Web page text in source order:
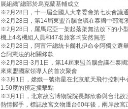
展組織”總部於烏克蘭基輔成立
※2月28日，十一屆全國人大常委會第七次會議
※2月28日，第14屆東盟首腦會議在泰國中部海
※2月28日，羅馬尼亞一架起落架無法放下的小
機上4名機組人員和47名旅客均安然無恙
※2月28日，阿富汗總統卡爾札伊命令阿獨立選
合阿憲法的相關條款
※2月28日-3月1日，第14屆東盟首腦會議在泰
來東盟國家領導人的首次聚會
※3月1日，嫦娥一號衛星在北京航天飛行控制
1.50度的預定撞擊點
※3月1日，北京故宮博物院院長鄭欣淼與台北故
熱情握手，標誌故宮文物遷台60年後，兩岸故宮